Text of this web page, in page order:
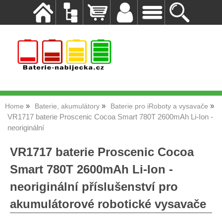
Home Baterie, akumulátory Baterie pro iRoboty a vysavače
VR1717 baterie Proscenic Cocoa Smart 780T 2600mAh Li-Ion -
neoriginální
VR1717 baterie Proscenic Cocoa
Smart 780T 2600mAh Li-Ion -
neoriginální příslušenství pro
akumulátorové robotické vysavače